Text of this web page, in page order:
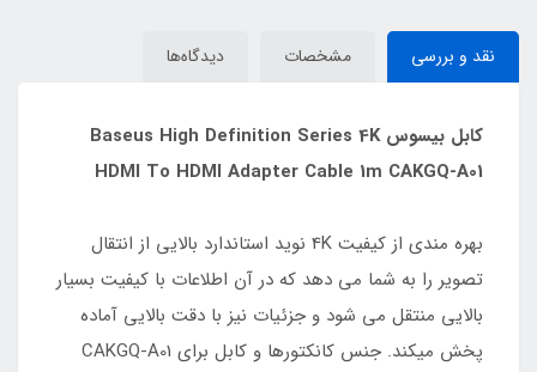
نقد و بررسی مشخصات دیدگاه‌ها
کابل بیسوس Baseus High Definition Series 4K
HDMI To HDMI Adapter Cable 1m CAKGQ-A01
بهره مندی از کیفیت 4K نوید استاندارد بالایی از انتقال
تصویر را به شما می دهد که در آن اطلاعات با کیفیت بسیار
بالایی منتقل می شود و جزئیات نیز با دقت بالایی آماده
پخش میکند. جنس کانکتورها و کابل برای CAKGQ-A01